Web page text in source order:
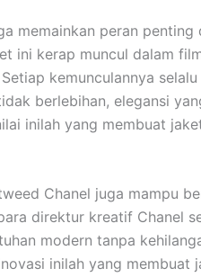
memainkan peran
ini kerap muncul dalam
kemunculannya
berlebihan, elegansi
inilah yang membuat
Chanel juga mampu
direktur kreatif Chanel
modern tanpa
inilah yang membuat